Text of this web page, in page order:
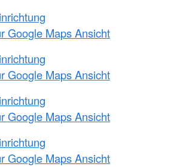
Google Maps Ansicht
Google Maps Ansicht
Google Maps Ansicht
Google Maps Ansicht